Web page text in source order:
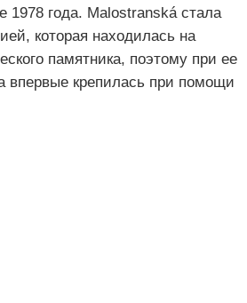
1978 года. Malostranská стала
которая находилась на
памятника, поэтому при ее
впервые крепилась при помощи